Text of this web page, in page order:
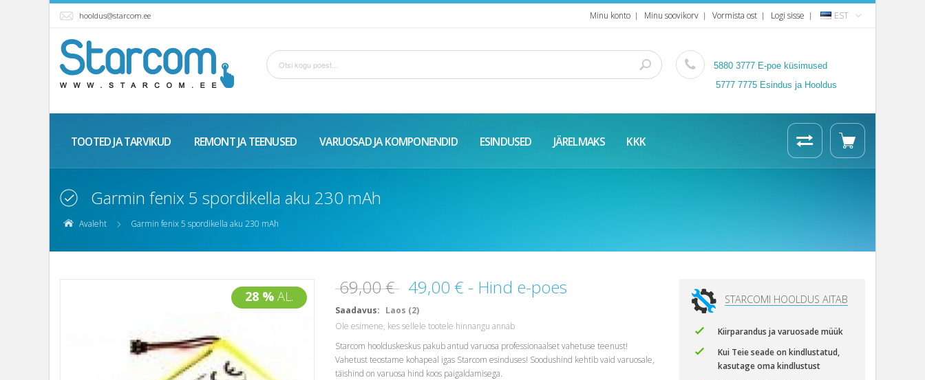
hooldus@starcom.ee Minu konto Minu soovikorv Vormista ost Logi sisse EST
5880 3777 E-poe küsimused
5777 7775 Esindus ja Hooldus
TOOTED JA TARVIKUD REMONT JA TEENUSED VARUOSAD JA KOMPONENDID ESINDUSED JÄRELMAKS KKK
Garmin fenix 5 spordikella aku 230 mAh
Avaleht Garmin fenix 5 spordikella aku 230 mAh
28 % AL. 69,00 € 49,00 € - Hind e-poes
Saadavus: Laos (2)
Ole esimene, kes sellele tootele hinnangu annab
Starcom hoolduskeskus pakub antud varuosa professionaalset vahetuse teenust!
Vahetust teostame kohapeal igas Starcom esinduses! Soodushind kehtib vaid varuosale,
täishind on varuosa hind koos paigaldamisega.
STARCOMI HOOLDUS AITAB
Kiirparandus ja varuosade müük
Kui Teie seade on kindlustatud,
kasutage oma kindlustust